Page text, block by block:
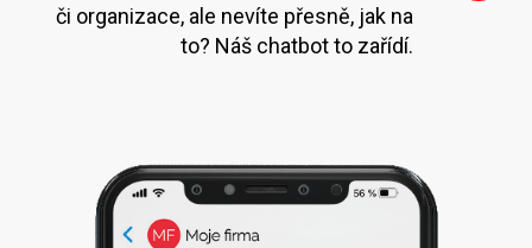
či organizace, ale nevíte přesně, jak na
to? Náš chatbot to zařídí.